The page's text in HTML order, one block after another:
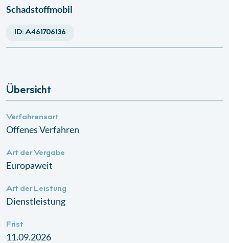
Schadstoffmobil
ID:A461706136
Übersicht
Verfahrensart
Offenes Verfahren
Art der Vergabe
Europaweit
Art der Leistung
Dienstleistung
Frist
11.09.2026